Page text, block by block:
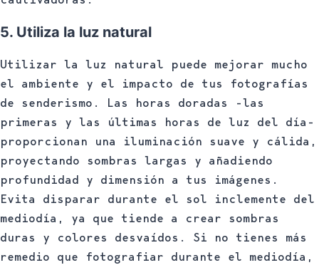
5. Utiliza la luz natural
Utilizar la luz natural puede mejorar mucho
el ambiente y el impacto de tus fotografías
de senderismo. Las horas doradas -las
primeras y las últimas horas de luz del día-
proporcionan una iluminación suave y cálida,
proyectando sombras largas y añadiendo
profundidad y dimensión a tus imágenes.
Evita disparar durante el sol inclemente del
mediodía, ya que tiende a crear sombras
duras y colores desvaídos. Si no tienes más
remedio que fotografiar durante el mediodía,